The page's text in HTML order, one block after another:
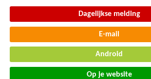
Dagelijkse melding
E-mail
Android
Op je website